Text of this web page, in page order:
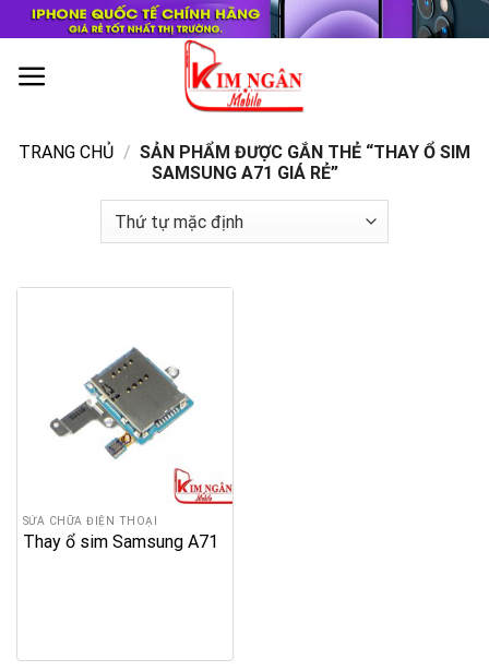
Skip
to
content
TRANG CHỦ / SẢN PHẨM ĐƯỢC GẮN THẺ “THAY Ổ SIM
SAMSUNG A71 GIÁ RẺ”
SỬA CHỮA ĐIỆN THOẠI
Thay ổ sim Samsung A71